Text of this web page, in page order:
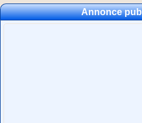
Annonce